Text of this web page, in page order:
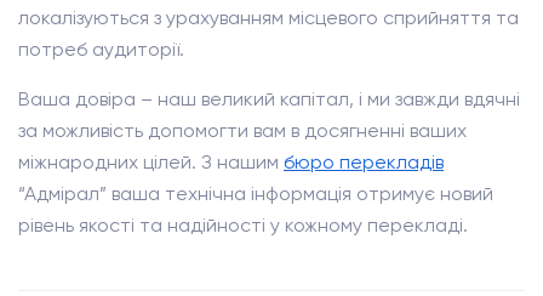
локалізуються з урахуванням місцевого сприйняття та
потреб аудиторії.
Ваша довіра – наш великий капітал, і ми завжди вдячні
за можливість допомогти вам в досягненні ваших
міжнародних цілей. З нашим бюро перекладів
“Адмірал” ваша технічна інформація отримує новий
рівень якості та надійності у кожному перекладі.